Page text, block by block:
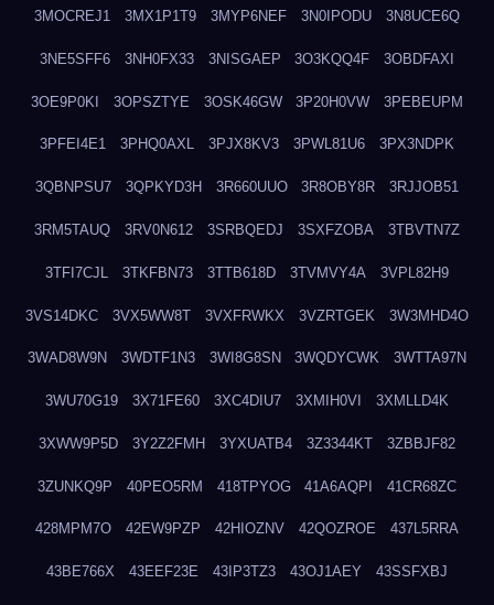
3MOCREJ1 3MX1P1T9 3MYP6NEF 3N0IPODU 3N8UCE6Q
3NE5SFF6 3NH0FX33 3NISGAEP 3O3KQQ4F 3OBDFAXI
3OE9P0KI 3OPSZTYE 3OSK46GW 3P20H0VW 3PEBEUPM
3PFEI4E1 3PHQ0AXL 3PJX8KV3 3PWL81U6 3PX3NDPK
3QBNPSU7 3QPKYD3H 3R660UUO 3R8OBY8R 3RJJOB51
3RM5TAUQ 3RV0N612 3SRBQEDJ 3SXFZOBA 3TBVTN7Z
3TFI7CJL 3TKFBN73 3TTB618D 3TVMVY4A 3VPL82H9
3VS14DKC 3VX5WW8T 3VXFRWKX 3VZRTGEK 3W3MHD4O
3WAD8W9N 3WDTF1N3 3WI8G8SN 3WQDYCWK 3WTTA97N
3WU70G19 3X71FE60 3XC4DIU7 3XMIH0VI 3XMLLD4K
3XWW9P5D 3Y2Z2FMH 3YXUATB4 3Z3344KT 3ZBBJF82
3ZUNKQ9P 40PEO5RM 418TPYOG 41A6AQPI 41CR68ZC
428MPM7O 42EW9PZP 42HIOZNV 42QOZROE 437L5RRA
43BE766X 43EEF23E 43IP3TZ3 43OJ1AEY 43SSFXBJ